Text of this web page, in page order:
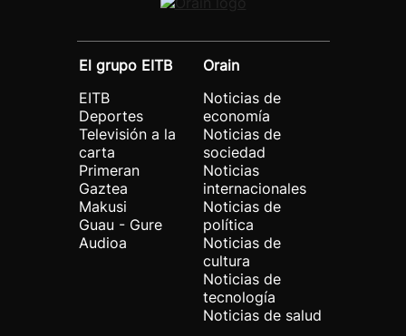
El grupo EITB
EITB
Deportes
Televisión a la
carta
Primeran
Gaztea
Makusi
Guau - Gure
Audioa
Orain
Noticias de
economía
Noticias de
sociedad
Noticias
internacionales
Noticias de
política
Noticias de
cultura
Noticias de
tecnología
Noticias de salud